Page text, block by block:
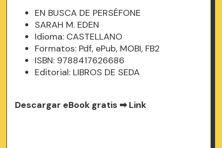
EN BUSCA DE PERSÉFONE
SARAH M. EDEN
Idioma: CASTELLANO
Formatos: Pdf, ePub, MOBI, FB2
ISBN: 9788417626686
Editorial: LIBROS DE SEDA
Descargar eBook gratis ➡Link